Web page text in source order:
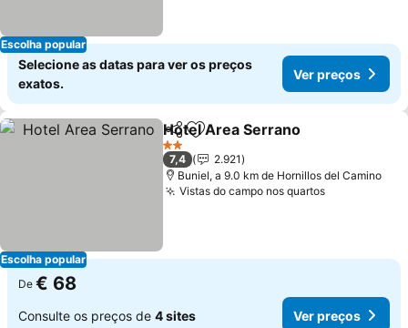
Escolha popular
Selecione as datas para ver os preços
exatos.
Ver preços
Escolha popular
PartilharAdicionar aos favoritos
Hotel Area Serrano
2 Estrelas
7,4
2.921
Buniel, a 9.0 km de Hornillos del Camino
Vistas do campo nos quartos
De € 68
Consulte os preços de 4 sites Ver preços